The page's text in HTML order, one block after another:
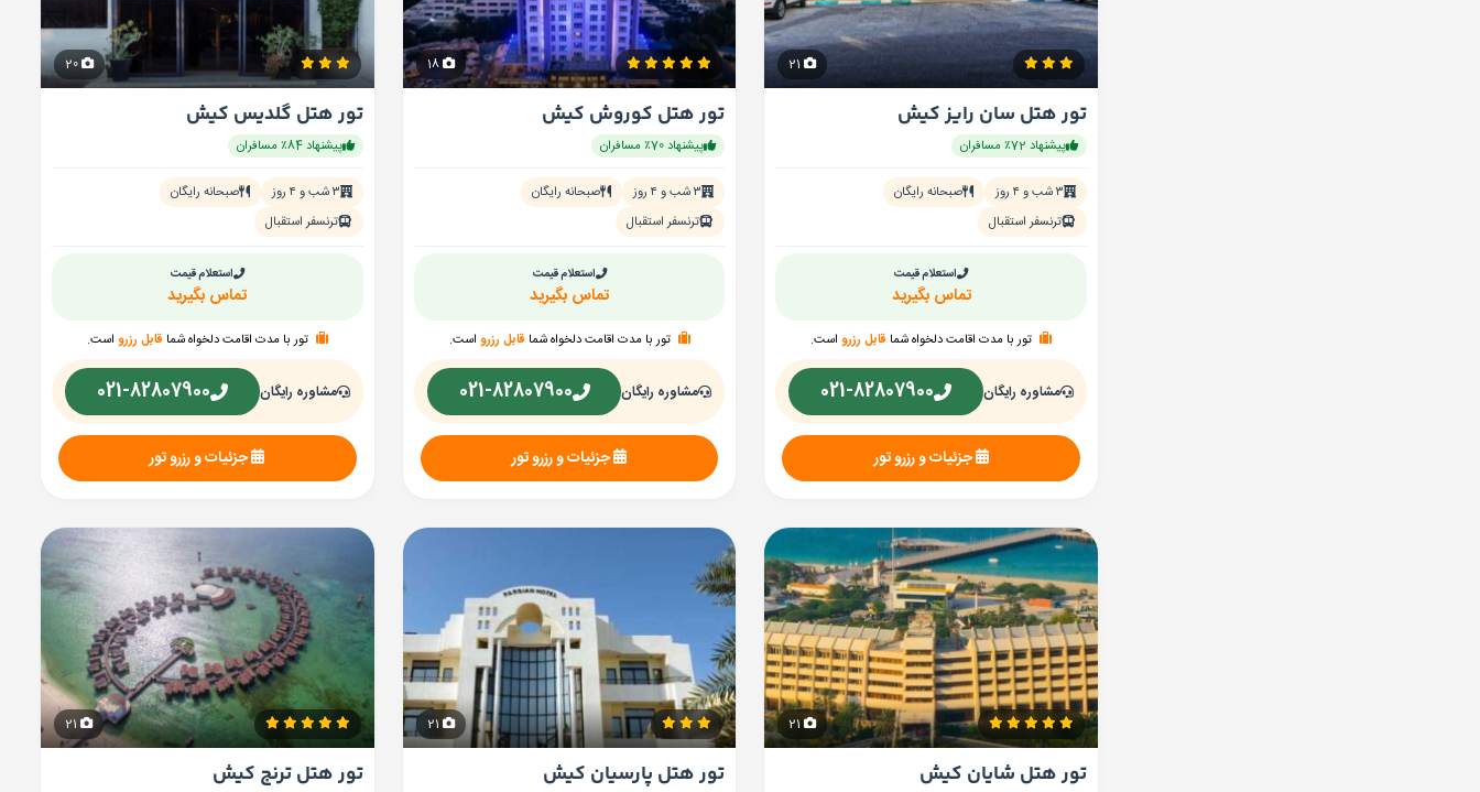
21
تور هتل سان رایز کیش
پیشنهاد 72٪ مسافران
۳ شب و ۴ روز
صبحانه رایگان
ترنسفر استقبال
استعلام قیمت
تماس بگیرید
تور با مدت اقامت دلخواه شما قابل رزرواست.
مشاوره رایگان 021-82807900
جزئیات و رزرو تور
18
تور هتل کوروش کیش
پیشنهاد 70٪ مسافران
۳ شب و ۴ روز
صبحانه رایگان
ترنسفر استقبال
استعلام قیمت
تماس بگیرید
تور با مدت اقامت دلخواه شما قابل رزرو است.
مشاوره رایگان 021-82807900
جزئیات و رزرو تور
20
تور هتل گلدیس کیش
پیشنهاد 84٪ مسافران
۳ شب و ۴ روز
صبحانه رایگان
ترنسفر استقبال
استعلام قیمت
تماس بگیرید
تور با مدت اقامت دلخواه شما قابل رزرو است.
مشاوره رایگان 021-82807900
جزئیات و رزرو تور
21
تور هتل شایان کیش تور هتل پارسیان کیش
21
تور هتل ترنج کیش